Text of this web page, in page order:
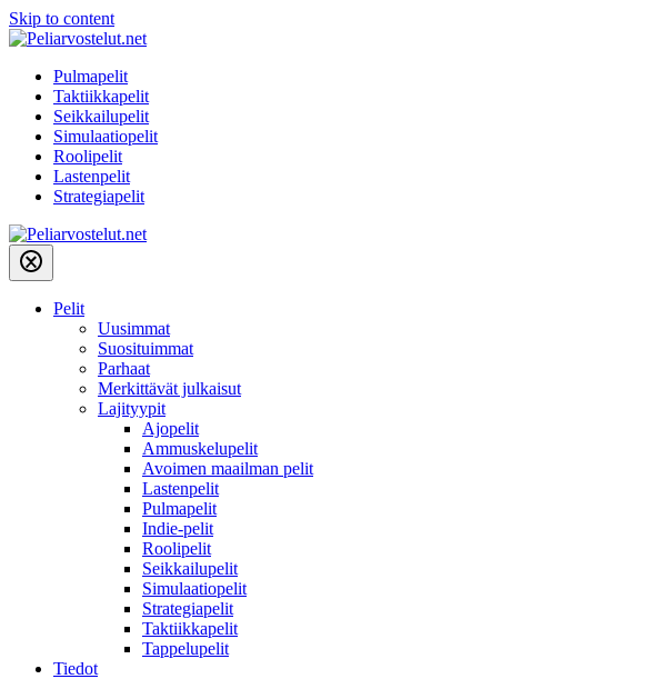
Skip to content
Pulmapelit
Taktiikkapelit
Seikkailupelit
Simulaatiopelit
Roolipelit
Lastenpelit
Strategiapelit
Pelit
Uusimmat
Suosituimmat
Parhaat
Merkittävät julkaisut
Lajityypit
Ajopelit
Ammuskelupelit
Avoimen maailman pelit
Lastenpelit
Pulmapelit
Indie-pelit
Roolipelit
Seikkailupelit
Simulaatiopelit
Strategiapelit
Taktiikkapelit
Tappelupelit
Tiedot